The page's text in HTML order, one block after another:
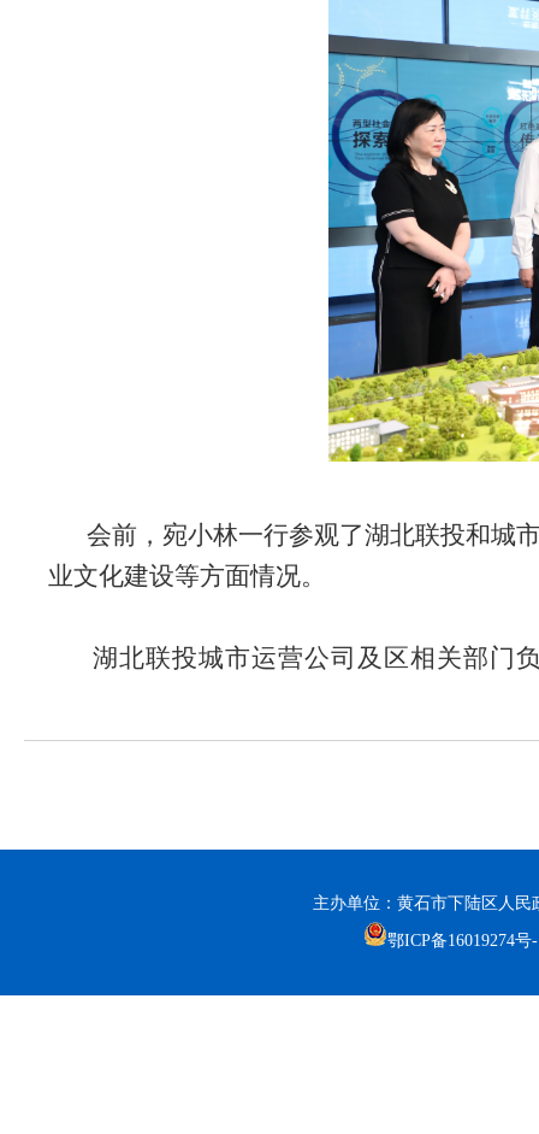
会前，宛小林一行参观了湖北联投和城
业文化建设等方面情况。
湖北联投城市运营公司及区相关部门
主办单位：黄石市下陆区人
鄂ICP备16019274号